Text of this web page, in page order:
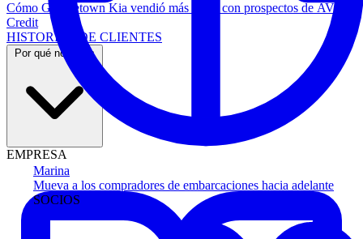
Marina
Mueva a los compradores de embarcaciones hacia adelante
SOCIOS
Cómo Georgetown Kia vendió más autos con prospectos de AVA
Credit
HISTORIAS DE CLIENTES
Por qué nosotros
EMPRESA